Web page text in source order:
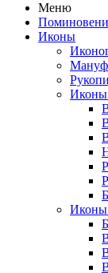
Меню
Иконы
Иконы
Иконы